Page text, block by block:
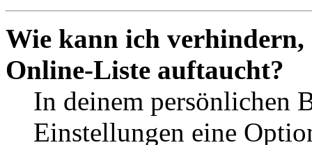
Wie kann ich verhindern,
Online-Liste auftaucht?
In deinem persönlichen
Einstellungen eine